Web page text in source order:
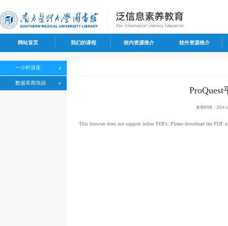
网站首页 我们的课程 校内资源推介 校外资源推介
发布时间：2024-
This browser does not support inline PDFs. Please download the PDF
一小时讲座
数据库商培训